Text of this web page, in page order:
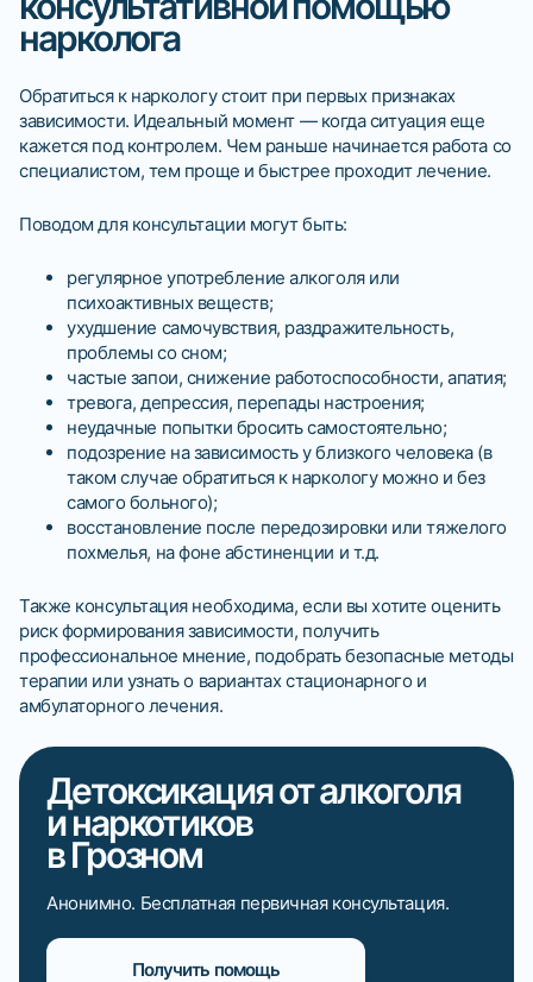
нарколога
Обратиться к наркологу стоит при первых признаках
зависимости. Идеальный момент — когда ситуация еще
кажется под контролем. Чем раньше начинается работа со
специалистом, тем проще и быстрее проходит лечение.
Поводом для консультации могут быть:
регулярное употребление алкоголя или
психоактивных веществ;
ухудшение самочувствия, раздражительность,
проблемы со сном;
частые запои, снижение работоспособности, апатия;
тревога, депрессия, перепады настроения;
неудачные попытки бросить самостоятельно;
подозрение на зависимость у близкого человека (в
таком случае обратиться к наркологу можно и без
самого больного);
восстановление после передозировки или тяжелого
похмелья, на фоне абстиненции и т.д.
Также консультация необходима, если вы хотите оценить
риск формирования зависимости, получить
профессиональное мнение, подобрать безопасные методы
терапии или узнать о вариантах стационарного и
амбулаторного лечения.
Детоксикация от алкоголя
и наркотиков
в Грозном
Анонимно. Бесплатная первичная консультация.
Получить помощь